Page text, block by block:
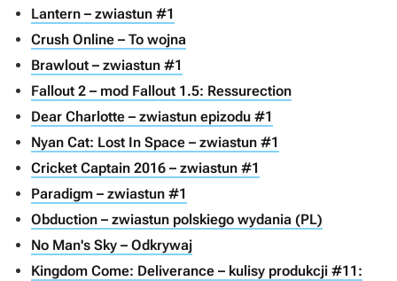
Lantern – zwiastun #1
Crush Online – To wojna
Brawlout – zwiastun #1
Fallout 2 – mod Fallout 1.5: Ressurection
Dear Charlotte – zwiastun epizodu #1
Nyan Cat: Lost In Space – zwiastun #1
Cricket Captain 2016 – zwiastun #1
Paradigm – zwiastun #1
Obduction – zwiastun polskiego wydania (PL)
No Man's Sky – Odkrywaj
Kingdom Come: Deliverance – kulisy produkcji #11: